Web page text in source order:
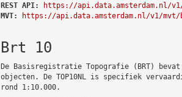
REST API:
https://api.data.amsterdam.nl/
MVT:
https://api.data.amsterdam.nl/v1/mvt/
Brt 10
De Basisregistratie Topografie (BRT)
objecten. De TOP10NL is specifiek
rond 1:10.000.